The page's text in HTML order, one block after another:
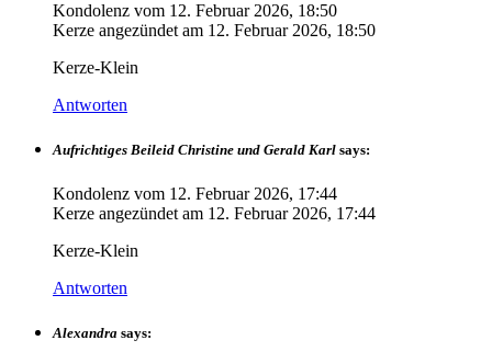
Kondolenz vom 12. Februar 2026, 18:50
Kerze angezündet am 12. Februar 2026, 18:50
Kerze-Klein
Antworten
Aufrichtiges Beileid Christine und Gerald Karl says:
Kondolenz vom 12. Februar 2026, 17:44
Kerze angezündet am 12. Februar 2026, 17:44
Kerze-Klein
Antworten
Alexandra says: